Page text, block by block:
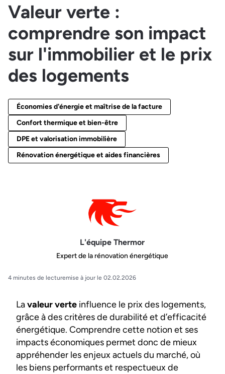
Valeur verte :
comprendre son impact
sur l'immobilier et le prix
des logements
Économies d'énergie et maîtrise de la facture
Confort thermique et bien-être
DPE et valorisation immobilière
Rénovation énergétique et aides financières
L'équipe Thermor
Expert de la rénovation énergétique
4 minutes de lecturemise à jour le 02.02.2026
Lavaleur verte influence le prix des logements,
grâce à des critères de durabilité et d’efficacité
énergétique. Comprendre cette notion et ses
impacts économiques permet donc de mieux
appréhender les enjeux actuels du marché, où
les biens performants et respectueux de